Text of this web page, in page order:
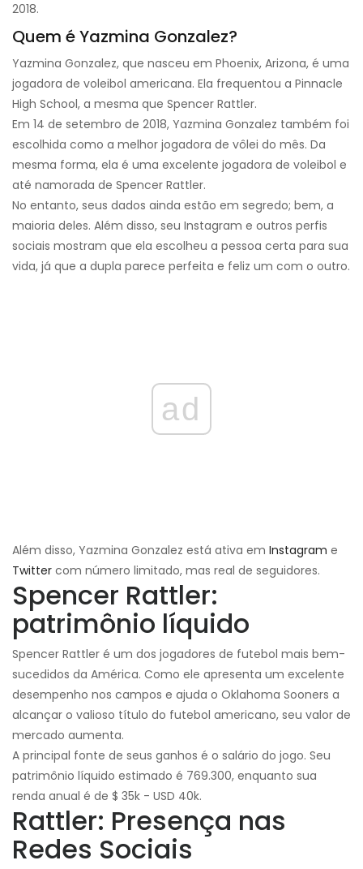
2018.
Quem é Yazmina Gonzalez?
Yazmina Gonzalez, que nasceu em Phoenix, Arizona, é uma
jogadora de voleibol americana. Ela frequentou a Pinnacle
High School, a mesma que Spencer Rattler.
Em 14 de setembro de 2018, Yazmina Gonzalez também foi
escolhida como a melhor jogadora de vôlei do mês. Da
mesma forma, ela é uma excelente jogadora de voleibol e
até namorada de Spencer Rattler.
No entanto, seus dados ainda estão em segredo; bem, a
maioria deles. Além disso, seu Instagram e outros perfis
sociais mostram que ela escolheu a pessoa certa para sua
vida, já que a dupla parece perfeita e feliz um com o outro.
ad
Além disso, Yazmina Gonzalez está ativa em Instagram e
Twitter com número limitado, mas real de seguidores.
Spencer Rattler:
patrimônio líquido
Spencer Rattler é um dos jogadores de futebol mais bem-
sucedidos da América. Como ele apresenta um excelente
desempenho nos campos e ajuda o Oklahoma Sooners a
alcançar o valioso título do futebol americano, seu valor de
mercado aumenta.
A principal fonte de seus ganhos é o salário do jogo. Seu
patrimônio líquido estimado é 769.300, enquanto sua
renda anual é de $ 35k - USD 40k.
Rattler: Presença nas
Redes Sociais